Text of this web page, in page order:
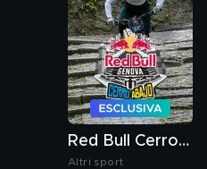
Red Bull Cerro Abajo
Altri sport